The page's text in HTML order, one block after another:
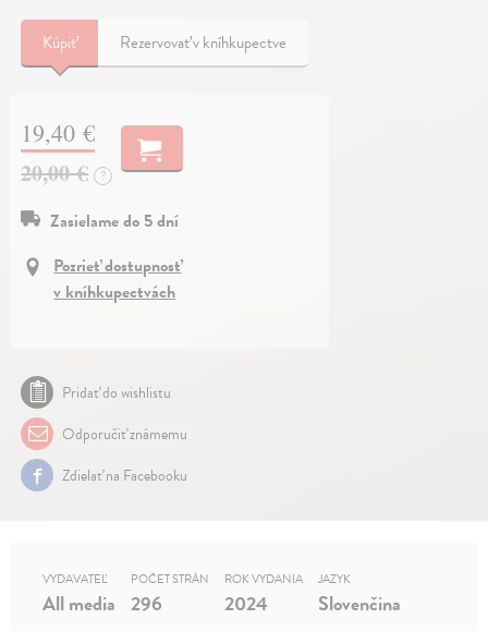
Kúpiť Rezervovať v kníhkupectve
19,40 €
20,00 € ?
Zasielame do 5 dní
Pozrieť dostupnosť
v kníhkupectvách
Pridať do wishlistu
Odporučiť známemu
Zdielať na Facebooku
VYDAVATEĽ
All media
POČET STRÁN
296
ROK VYDANIA
2024
JAZYK
Slovenčina